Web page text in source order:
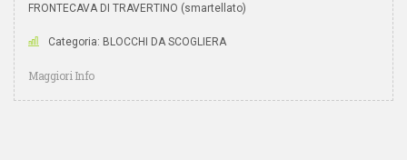
FRONTECAVA DI TRAVERTINO (smartellato)
Categoria: BLOCCHI DA SCOGLIERA
Maggiori Info